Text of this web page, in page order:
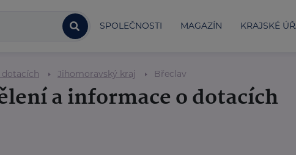
SPOLEČNOSTI MAGAZÍN KRAJSKÉ
dotacích Jihomoravský kraj Břeclav
a informace o dotacích